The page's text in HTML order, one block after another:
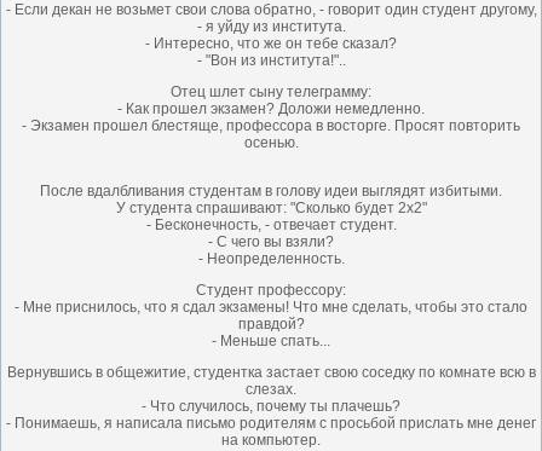
- Если декан не возьмет свои слова обратно, - говорит один студент другому,
- я уйду из института.
- Интересно, что же он тебе сказал?
- "Вон из института!"..
Отец шлет сыну телеграмму:
- Как прошел экзамен? Доложи немедленно.
- Экзамен прошел блестяще, профессора в восторге. Просят повторить
осенью.
После вдалбливания студентам в голову идеи выглядят избитыми.
У студента спрашивают: "Сколько будет 2x2"
- Бесконечность, - отвечает студент.
- С чего вы взяли?
- Неопределенность.
Студент профессору:
- Мне приснилось, что я сдал экзамены! Что мне сделать, чтобы это стало
правдой?
- Меньше спать...
Веpнyвшись в общежитие, стyдентка застает свою соседкy по комнате всю в
слезах.
- Что слyчилось, почемy ты плачешь?
- Понимаешь, я написала письмо pодителям с пpосьбой пpислать мне денег
на компьютеp.